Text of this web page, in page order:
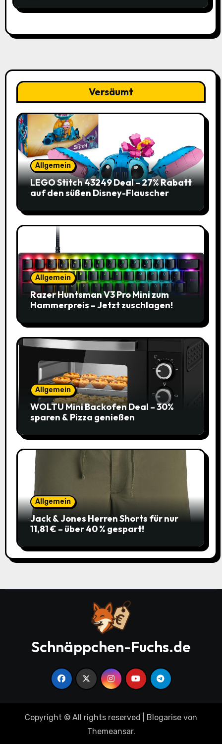
Versäumt
Allgemein
LEGO Stitch 43249 Deal – 27% Rabatt
auf den süßen Disney-Flauscher
Allgemein
Razer Huntsman V3 Pro Mini zum
Hammerpreis – Jetzt zuschlagen!
Allgemein
WOLTU Mini Backofen Deal – 30%
sparen & Pizza genießen
Allgemein
Jack & Jones Herren Shorts für nur
11,81 € – über 40 % gespart!
Schnäppchen-Fuchs.de
Copyright © All rights reserved Blogarise von
Themeansar.